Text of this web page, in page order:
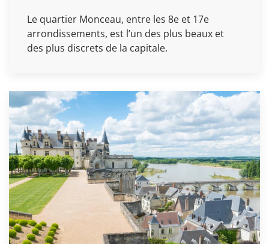
Le quartier Monceau, entre les 8e et 17e
arrondissements, est l’un des plus beaux et
des plus discrets de la capitale.